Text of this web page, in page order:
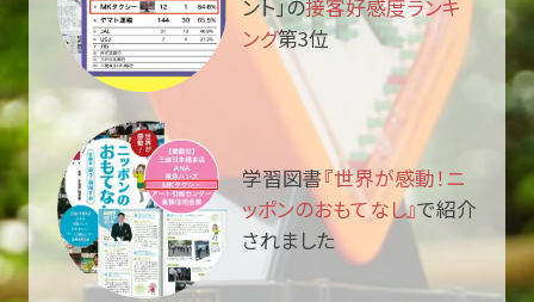
ント」の接客好感度ランキ
ング第3位
学習図書『世界が感動！ニ
ッポンのおもてなし』で紹介
されました